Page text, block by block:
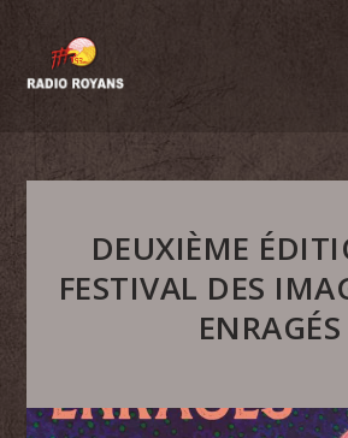
DEUXIÈME
FESTIVAL DES
ENRAGÉS